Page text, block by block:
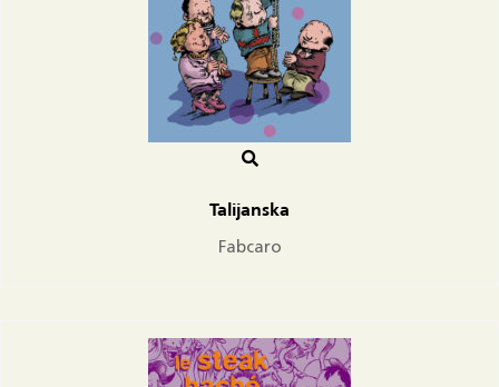
Talijanska
Fabcaro